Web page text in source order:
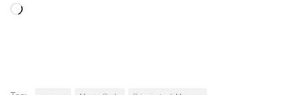
Caricamento